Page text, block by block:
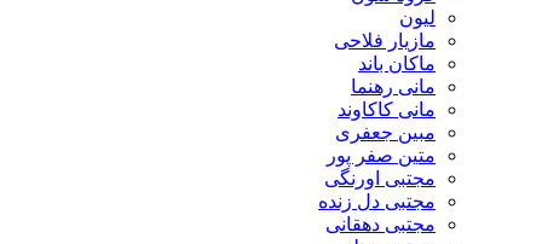
لیون
مازیار فلاحی
ماکان باند
مانی رهنما
مانی کاکاوند
مبین جعفری
متین صفر پور
مجتبی اورنگی
مجتبی دل زنده
مجتبی دهقانی